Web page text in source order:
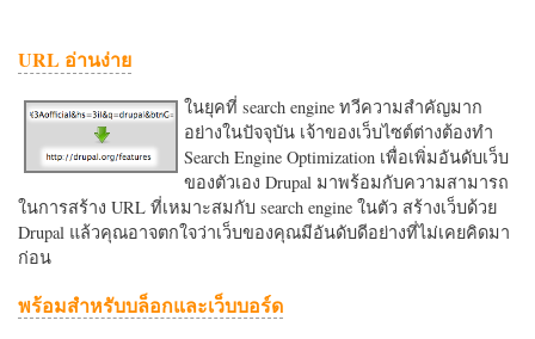
URL อ่านง่าย
ในยุคที่ search engine ทวีความสำคัญมาก
อย่างในปัจจุบัน เจ้าของเว็บไซต์ต่างต้องทำ
Search Engine Optimization เพื่อเพิ่มอันดับเว็บ
ของตัวเอง Drupal มาพร้อมกับความสามารถ
ในการสร้าง URL ที่เหมาะสมกับ search engine ในตัว สร้างเว็บด้วย
Drupal แล้วคุณอาจตกใจว่าเว็บของคุณมีอันดับดีอย่างที่ไม่เคยคิดมา
ก่อน
พร้อมสำหรับบล็อกและเว็บบอร์ด